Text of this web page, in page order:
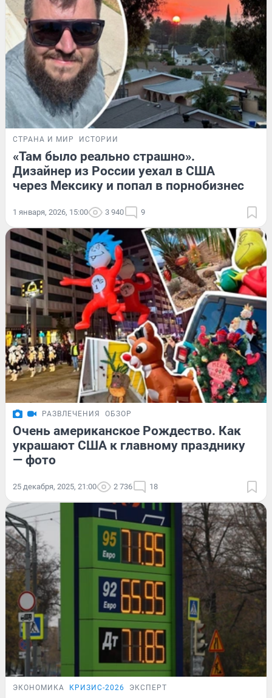
СТРАНА И МИР ИСТОРИИ
«Там было реально страшно».
Дизайнер из России уехал в США
через Мексику и попал в порнобизнес
1 января, 2026, 15:00 3 940 9
РАЗВЛЕЧЕНИЯ ОБЗОР
Очень американское Рождество. Как
украшают США к главному празднику
— фото
25 декабря, 2025, 21:00 2 736 18
ЭКОНОМИКА КРИЗИС-2026 ЭКСПЕРТ